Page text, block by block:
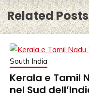
Related Posts
South India
Kerala e Tamil
nel Sud